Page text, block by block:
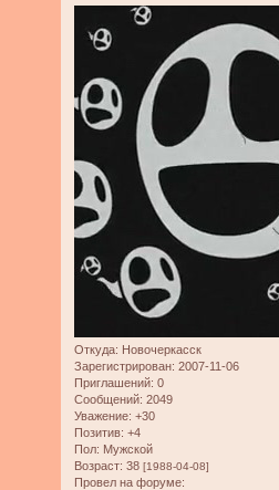
Откуда: Новочеркасск
Зарегистрирован: 2007-11-06
Приглашений: 0
Сообщений: 2049
Уважение: +30
Позитив: +4
Пол: Мужской
Возраст: 38 [1988-04-08]
Провел на форуме: